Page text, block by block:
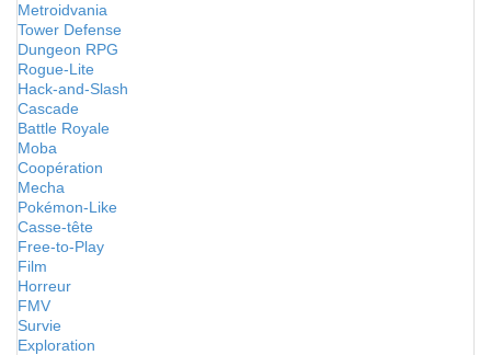
Metroidvania
Tower Defense
Dungeon RPG
Rogue-Lite
Hack-and-Slash
Cascade
Battle Royale
Moba
Coopération
Mecha
Pokémon-Like
Casse-tête
Free-to-Play
Film
Horreur
FMV
Survie
Exploration